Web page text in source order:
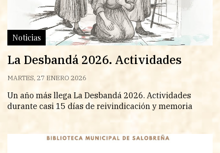
Noticias
La Desbandá 2026. Actividades
MARTES, 27 ENERO 2026
Un año más llega La Desbandá 2026. Actividades
durante casi 15 días de reivindicación y memoria